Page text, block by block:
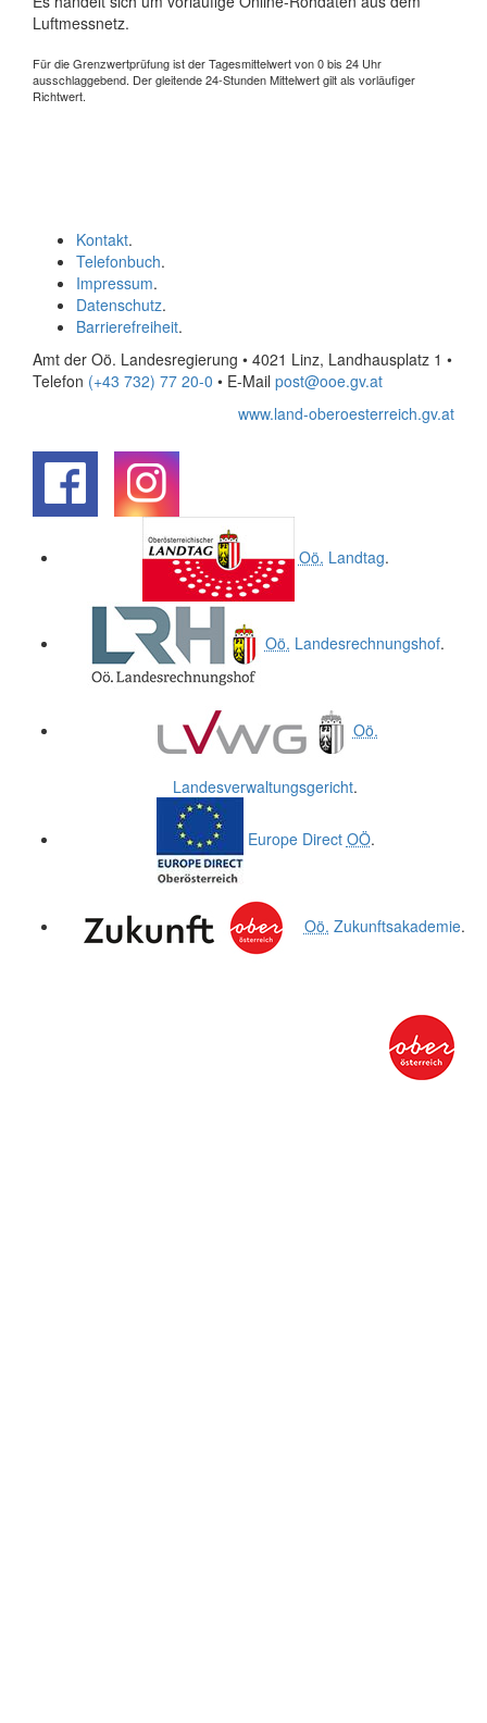
Luftmessnetz.
Für die Grenzwertprüfung ist der Tagesmittelwert von 0 bis 24 Uhr
ausschlaggebend. Der gleitende 24-Stunden Mittelwert gilt als vorläufiger
Richtwert.
Kontakt.
Telefonbuch.
Impressum.
Datenschutz.
Barrierefreiheit.
Amt der Oö. Landesregierung • 4021 Linz, Landhausplatz 1 •
Telefon (+43 732) 77 20-0 • E-Mail post@ooe.gv.at
www.land-oberoesterreich.gv.at
Oö. Landtag.
Oö. Landesrechnungshof.
Oö.
Landesverwaltungsgericht.
Europe Direct OÖ.
Oö. Zukunftsakademie.